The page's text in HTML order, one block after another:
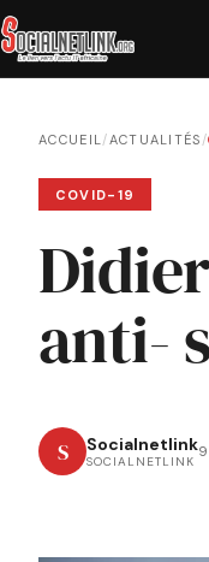
ACCUEIL/ACTUALITÉS /
COVID-19
anti-
S Socialnetlink
SOCIALNETLINK